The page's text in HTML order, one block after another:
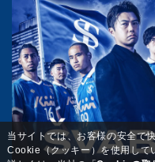
当サイトでは、お客様の安全で
Cookie（クッキー）を使用して